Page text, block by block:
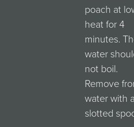
poach at
heat for 4
minutes.
water
not boil.
Remove
water with a
slotted